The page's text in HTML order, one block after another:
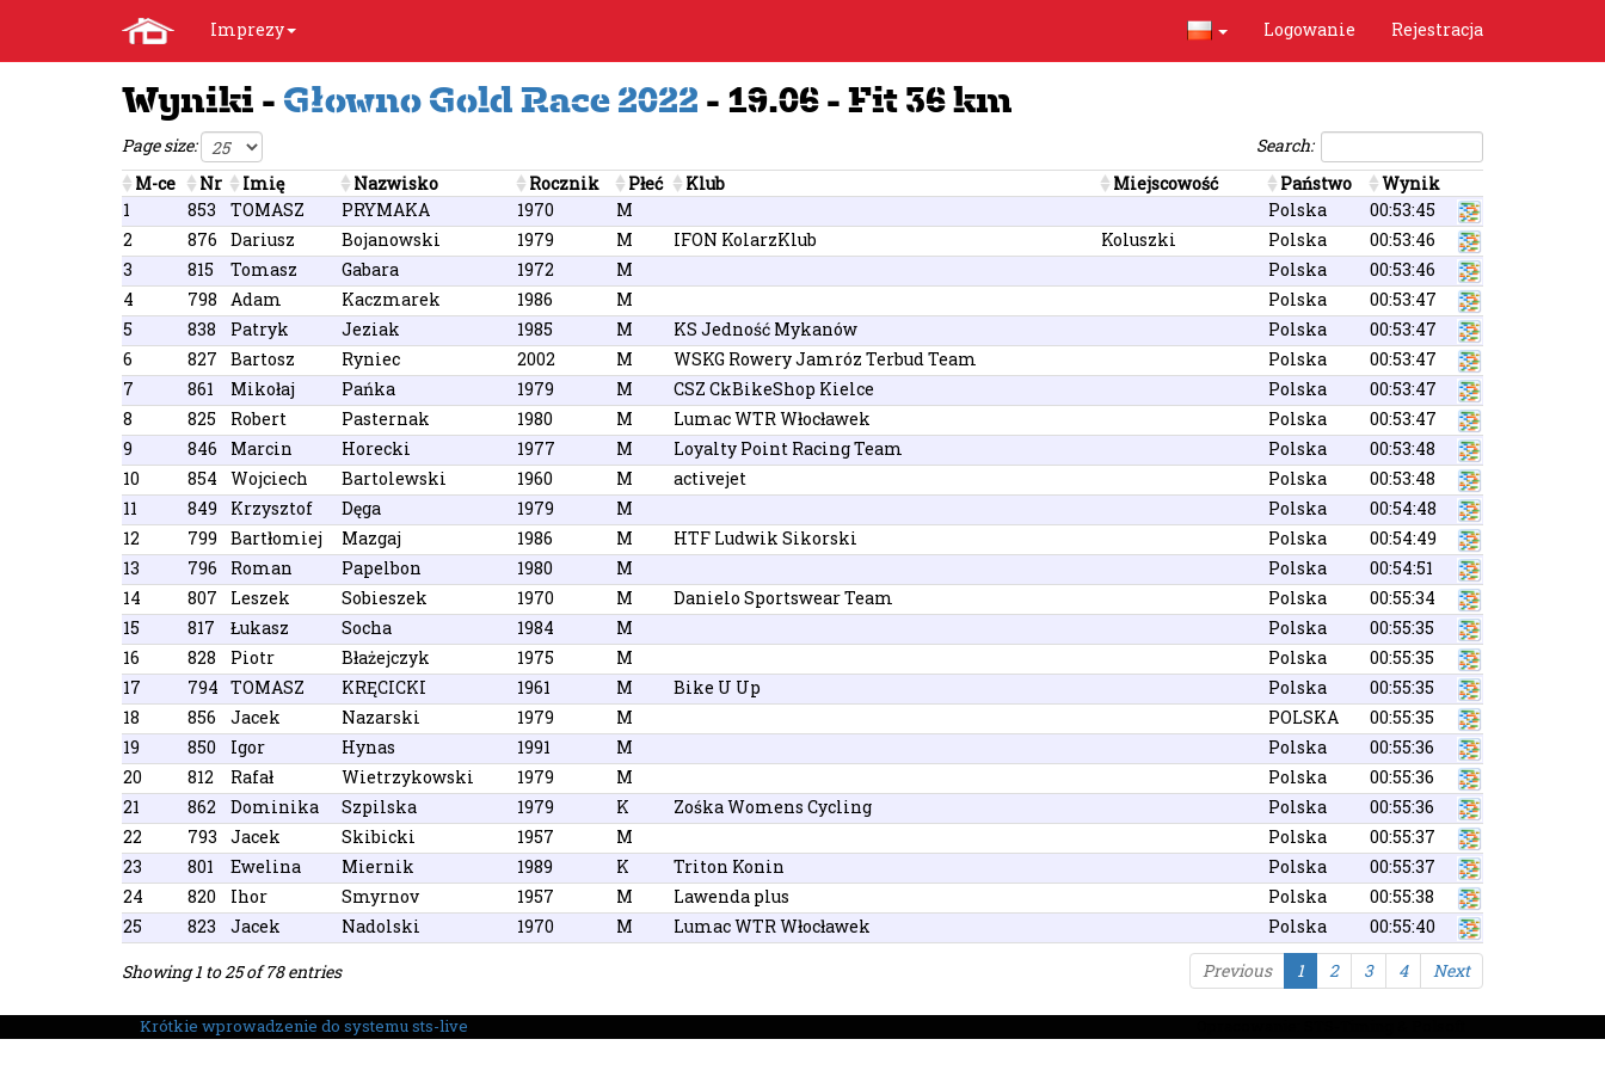
Imprezy Logowanie Rejestracja
Wyniki - Głowno Gold Race 2022 - 19.06 - Fit 36 km
Page size:
Search:
M-ce
Nr Imię Nazwisko Rocznik Płeć Klub Miejscowość Państwo
Wynik
1
853 TOMASZ PRYMAKA 1970 M Polska
00:53:45
2
876 Dariusz Bojanowski 1979 M IFON KolarzKlub Koluszki Polska
00:53:46
3
815 Tomasz Gabara 1972 M Polska
00:53:46
4
798 Adam Kaczmarek 1986 M Polska
00:53:47
5
838 Patryk Jeziak 1985 M KS Jedność Mykanów Polska
00:53:47
6
827 Bartosz Ryniec 2002 M WSKG Rowery Jamróz Terbud Team Polska
00:53:47
7
861 Mikołaj Pańka 1979 M CSZ CkBikeShop Kielce Polska
00:53:47
8
825 Robert Pasternak 1980 M Lumac WTR Włocławek Polska
00:53:47
9
846 Marcin Horecki 1977 M Loyalty Point Racing Team Polska
00:53:48
10
854 Wojciech Bartolewski 1960 M activejet Polska
00:53:48
11
849 Krzysztof Dęga 1979 M Polska
00:54:48
12
799 Bartłomiej Mazgaj 1986 M HTF Ludwik Sikorski Polska
00:54:49
13
796 Roman Papelbon 1980 M Polska
00:54:51
14
807 Leszek Sobieszek 1970 M Danielo Sportswear Team Polska
00:55:34
15
817 Łukasz Socha 1984 M Polska
00:55:35
16
828 Piotr Błażejczyk 1975 M Polska
00:55:35
17
794 TOMASZ KRĘCICKI 1961 M Bike U Up Polska
00:55:35
18
856 Jacek Nazarski 1979 M POLSKA
00:55:35
19
850 Igor Hynas 1991 M Polska
00:55:36
20
812 Rafał Wietrzykowski 1979 M Polska
00:55:36
21
862 Dominika Szpilska 1979 K Zośka Womens Cycling Polska
00:55:36
22
793 Jacek Skibicki 1957 M Polska
00:55:37
23
801 Ewelina Miernik 1989 K Triton Konin Polska
00:55:37
24
820 Ihor Smyrnov 1957 M Lawenda plus Polska
00:55:38
25
823 Jacek Nadolski 1970 M Lumac WTR Włocławek Polska
00:55:40
Showing 1 to 25 of 78 entries
Previous 1 2 3 4 Next
Krótkie wprowadzenie do systemu sts-live